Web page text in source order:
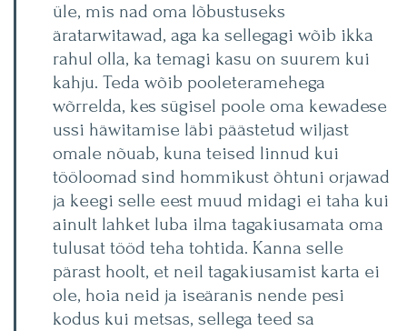
üle, mis nad oma lõbustuseks
äratarwitawad, aga ka sellegagi wõib ikka
rahul olla, ka temagi kasu on suurem kui
kahju. Teda wõib pooleteramehega
wõrrelda, kes sügisel poole oma kewadese
ussi häwitamise läbi päästetud wiljast
omale nõuab, kuna teised linnud kui
tööloomad sind hommikust õhtuni orjawad
ja keegi selle eest muud midagi ei taha kui
ainult lahket luba ilma tagakiusamata oma
tulusat tööd teha tohtida. Kanna selle
pärast hoolt, et neil tagakiusamist karta ei
ole, hoia neid ja iseäranis nende pesi
kodus kui metsas, sellega teed sa